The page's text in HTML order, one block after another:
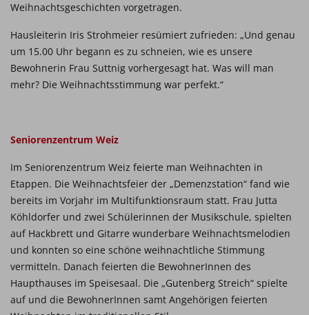
Weihnachtsgeschichten vorgetragen.
Hausleiterin Iris Strohmeier resümiert zufrieden: „Und genau
um 15.00 Uhr begann es zu schneien, wie es unsere
Bewohnerin Frau Suttnig vorhergesagt hat. Was will man
mehr? Die Weihnachtsstimmung war perfekt.“
Seniorenzentrum Weiz
Im Seniorenzentrum Weiz feierte man Weihnachten in
Etappen. Die Weihnachtsfeier der „Demenzstation“ fand wie
bereits im Vorjahr im Multifunktionsraum statt. Frau Jutta
Köhldorfer und zwei Schülerinnen der Musikschule, spielten
auf Hackbrett und Gitarre wunderbare Weihnachtsmelodien
und konnten so eine schöne weihnachtliche Stimmung
vermitteln. Danach feierten die BewohnerInnen des
Haupthauses im Speisesaal. Die „Gutenberg Streich“ spielte
auf und die BewohnerInnen samt Angehörigen feierten